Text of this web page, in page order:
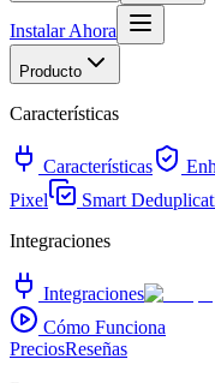
Instalar Ahora
Producto
Características
Características
Pixel
Smart
Integraciones
Integraciones
Cómo Funciona
PreciosReseñas